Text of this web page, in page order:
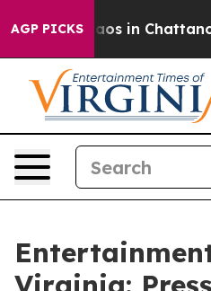
AGP PICKSChaos in